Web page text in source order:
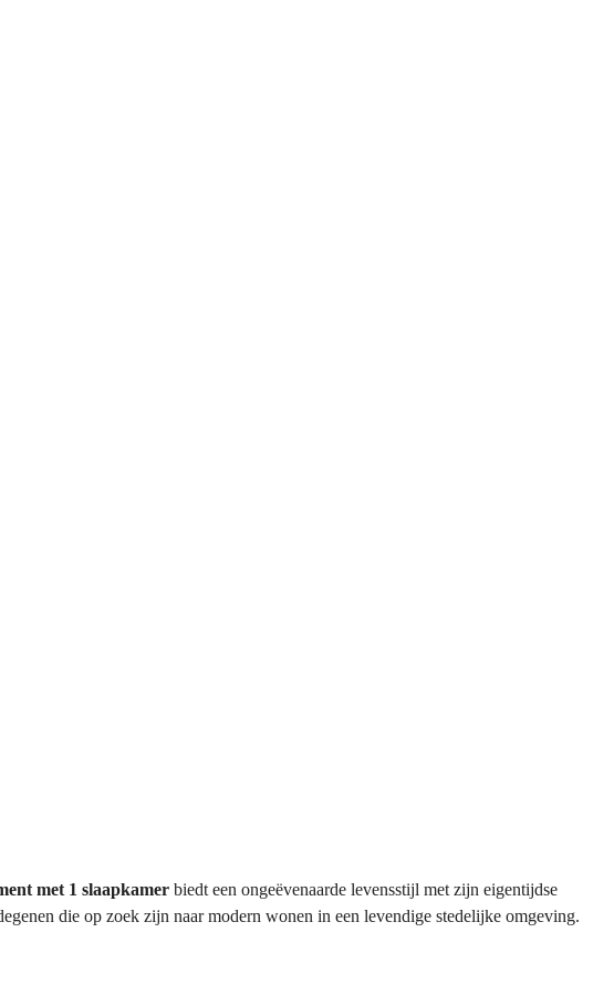
met 1 slaapkamer biedt een ongeëvenaarde levensstijl met zijn eigentijdse
die op zoek zijn naar modern wonen in een levendige stedelijke omgeving.